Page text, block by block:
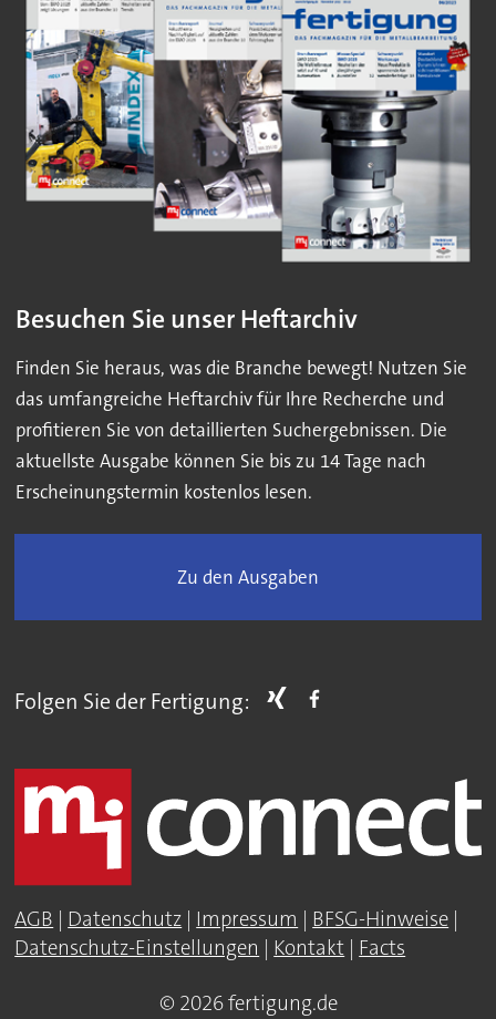
Besuchen Sie unser Heftarchiv
Finden Sie heraus, was die Branche bewegt! Nutzen Sie
das umfangreiche Heftarchiv für Ihre Recherche und
profitieren Sie von detaillierten Suchergebnissen. Die
aktuellste Ausgabe können Sie bis zu 14 Tage nach
Erscheinungstermin kostenlos lesen.
Zu den Ausgaben
Folgen Sie der Fertigung:
AGB Datenschutz Impressum BFSG-Hinweise
Datenschutz-Einstellungen
Kontakt Facts
© 2026 fertigung.de